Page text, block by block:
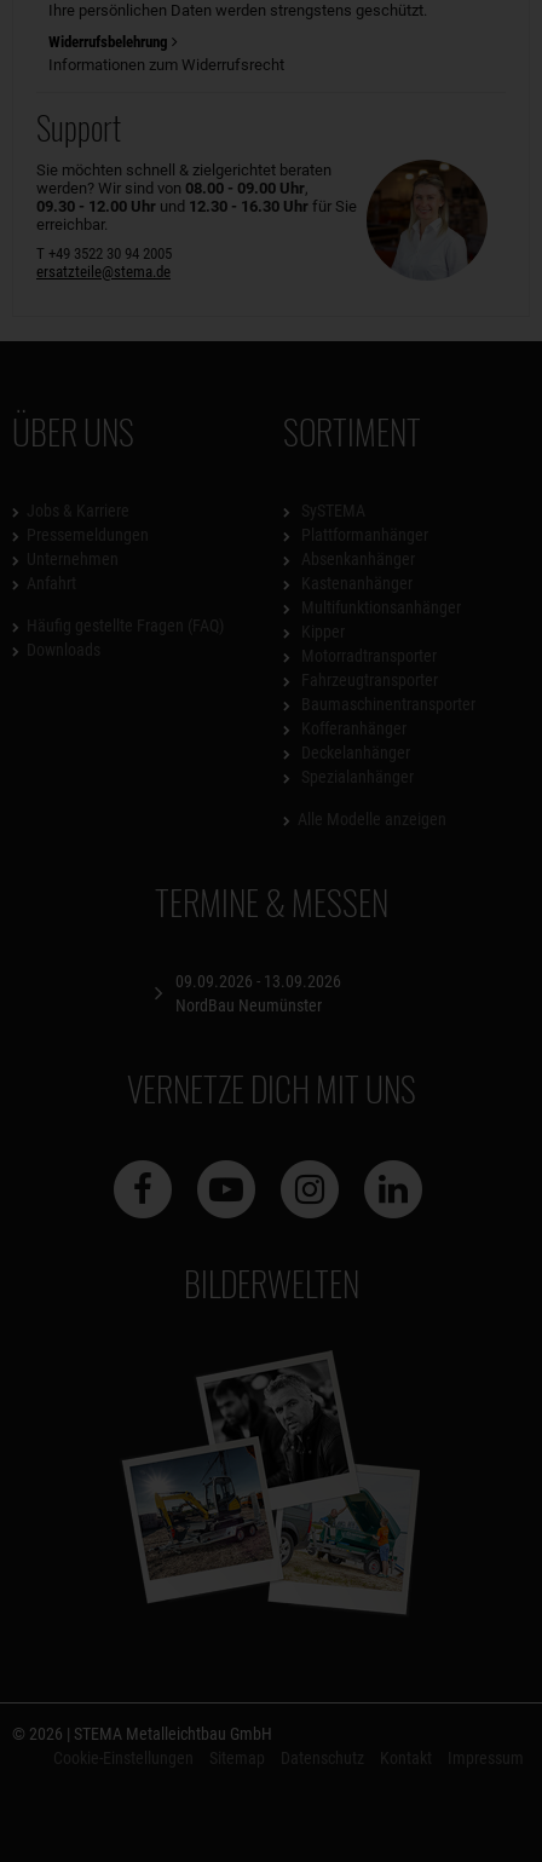
Ihre persönlichen Daten werden strengstens geschützt.
Widerrufsbelehrung
Informationen zum Widerrufsrecht
Support
Sie möchten schnell & zielgerichtet beraten
werden? Wir sind von 08.00 - 09.00 Uhr
09.30 - 12.00 Uhr und 12.30 - 16.30 Uhr für Sie
erreichbar.
T +49 3522 30 94 2005
ersatzteile@stema.de
ÜBER UNS SORTIMENT
TERMINE & MESSEN
09.09.2026 - 13.09.2026
NordBau Neumünster
VERNETZE DICH MIT UNS
BILDERWELTEN
© 2026 | STEMA Metalleichtbau GmbH